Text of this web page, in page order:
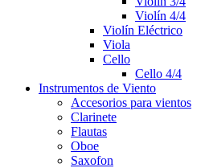
Violín 4/4
Violín Eléctrico
Viola
Cello
Cello 4/4
Instrumentos de Viento
Accesorios para vientos
Clarinete
Flautas
Oboe
Saxofon